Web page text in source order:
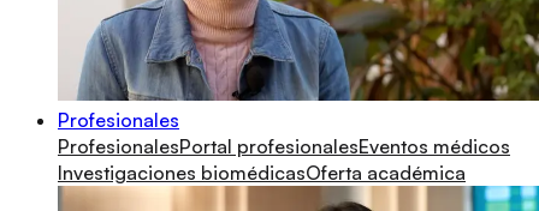
Profesionales
ProfesionalesPortal profesionalesEventos médicos
Investigaciones biomédicasOferta académica